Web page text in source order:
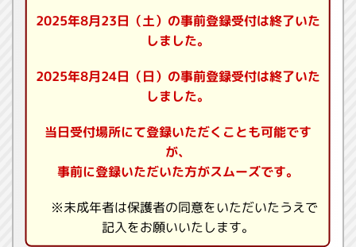
2025年8月23日（土）の事前登録受付は終了いた
しました。
2025年8月24日（日）の事前登録受付は終了いた
しました。
当日受付場所にて登録いただくことも可能です
が、
事前に登録いただいた方がスムーズです。
※未成年者は保護者の同意をいただいたうえで
記入をお願いいたします。